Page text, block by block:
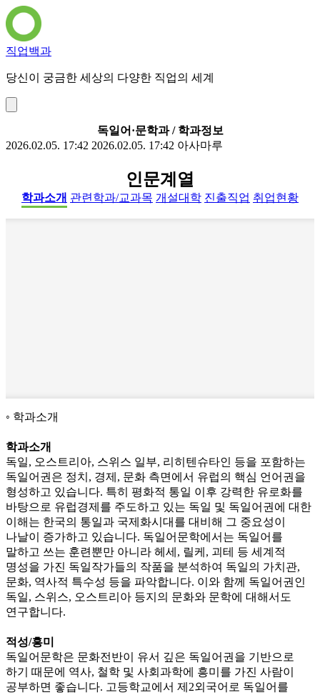
직업백과
당신이 궁금한 세상의 다양한 직업의 세계
독일어·문학과 / 학과정보
2026.02.05. 17:42 2026.02.05. 17:42 아사마루
인문계열
학과소개 관련학과/교과목 개설대학 진출직업 취업현황
학과소개
학과소개
독일, 오스트리아, 스위스 일부, 리히텐슈타인 등을 포함하는
독일어권은 정치, 경제, 문화 측면에서 유럽의 핵심 언어권을
형성하고 있습니다. 특히 평화적 통일 이후 강력한 유로화를
바탕으로 유럽경제를 주도하고 있는 독일 및 독일어권에 대한
이해는 한국의 통일과 국제화시대를 대비해 그 중요성이
나날이 증가하고 있습니다. 독일어문학에서는 독일어를
말하고 쓰는 훈련뿐만 아니라 헤세, 릴케, 괴테 등 세계적
명성을 가진 독일작가들의 작품을 분석하여 독일의 가치관,
문화, 역사적 특수성 등을 파악합니다. 이와 함께 독일어권인
독일, 스위스, 오스트리아 등지의 문화와 문학에 대해서도
연구합니다.
적성/흥미
독일어문학은 문화전반이 유서 깊은 독일어권을 기반으로
하기 때문에 역사, 철학 및 사회과학에 흥미를 가진 사람이
공부하면 좋습니다. 고등학교에서 제2외국어로 독일어를